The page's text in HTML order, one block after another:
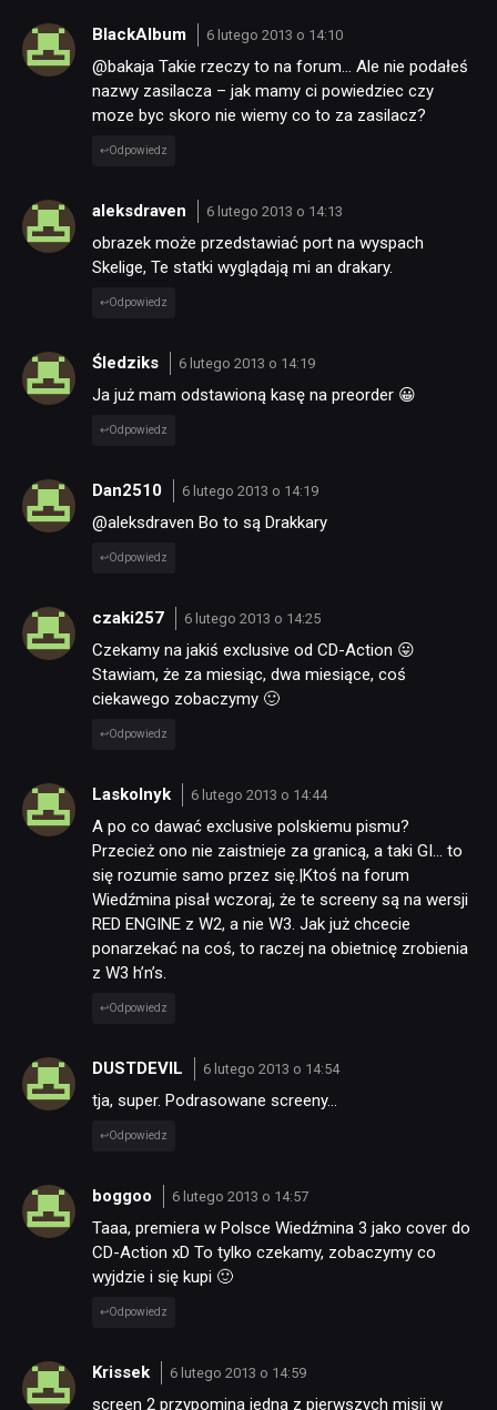
BlackAlbum 6 lutego 2013 o 14:10
@bakaja Takie rzeczy to na forum… Ale nie podałeś
nazwy zasilacza – jak mamy ci powiedziec czy
moze byc skoro nie wiemy co to za zasilacz?
Odpowiedz
aleksdraven 6 lutego 2013 o 14:13
obrazek może przedstawiać port na wyspach
Skelige, Te statki wyglądają mi an drakary.
Odpowiedz
Śledziks 6 lutego 2013 o 14:19
Ja już mam odstawioną kasę na preorder 😀
Odpowiedz
Dan2510 6 lutego 2013 o 14:19
@aleksdraven Bo to są Drakkary
Odpowiedz
czaki257 6 lutego 2013 o 14:25
Czekamy na jakiś exclusive od CD-Action 😛
Stawiam, że za miesiąc, dwa miesiące, coś
ciekawego zobaczymy 🙂
Odpowiedz
Laskolnyk 6 lutego 2013 o 14:44
A po co dawać exclusive polskiemu pismu?
Przecież ono nie zaistnieje za granicą, a taki GI… to
się rozumie samo przez się.|Ktoś na forum
Wiedźmina pisał wczoraj, że te screeny są na wersji
RED ENGINE z W2, a nie W3. Jak już chcecie
ponarzekać na coś, to raczej na obietnicę zrobienia
z W3 h’n’s.
Odpowiedz
DUSTDEVIL 6 lutego 2013 o 14:54
tja, super. Podrasowane screeny…
Odpowiedz
boggoo 6 lutego 2013 o 14:57
Taaa, premiera w Polsce Wiedźmina 3 jako cover do
CD-Action xD To tylko czekamy, zobaczymy co
wyjdzie i się kupi 🙂
Odpowiedz
Krissek 6 lutego 2013 o 14:59
screen 2 przypomina jedną z pierwszych misji w